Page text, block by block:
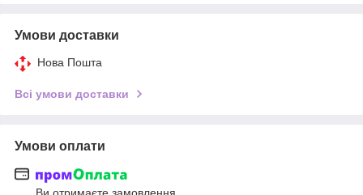
Умови доставки
Нова Пошта
Всі умови доставки
Умови оплати